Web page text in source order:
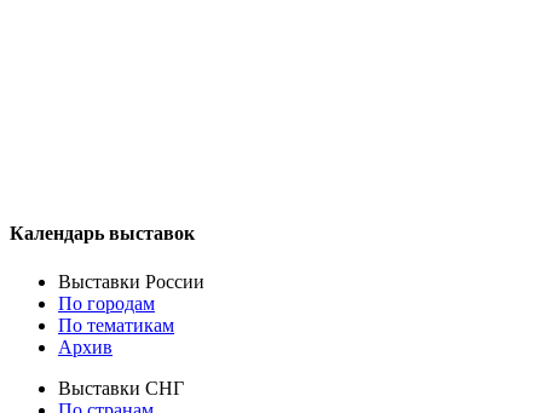
Календарь выставок
Выставки России
По городам
По тематикам
Архив
Выставки СНГ